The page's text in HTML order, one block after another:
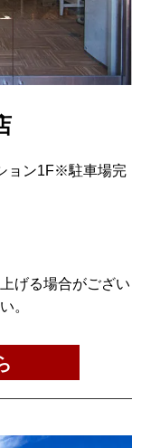
ョン1F※駐車場完
げる場合がござい
。